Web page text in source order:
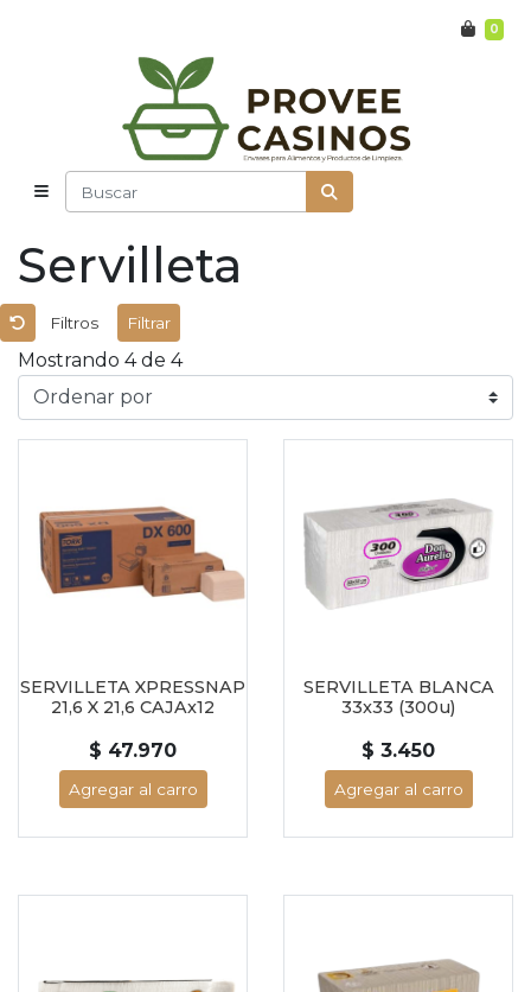
0
Servilleta
Filtros Filtrar
Mostrando 4 de 4
SERVILLETA XPRESSNAP
21,6 X 21,6 CAJAx12
$ 47.970
Agregar al carro
SERVILLETA BLANCA
33x33 (300u)
$ 3.450
Agregar al carro